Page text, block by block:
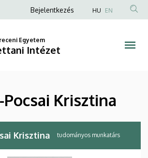
Anonim
fiók
menüje
Bejelentkezés HU EN
Egyetem
Intézet
Pocsai Krisztina
Krisztina tudományos munkatárs